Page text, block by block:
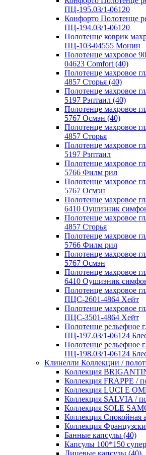
ПЦ-195.03/1-06120
Конфорто Полотенце
ПЦ-194.03/1-06120
Полотенце коврик
ПЦ-103-04555 Монин
Полотенце махровое
04623 Comfort (40)
Полотенце махровое
4857 Сторья (40)
Полотенце махровое
5197 Рэптаил (40)
Полотенце махровое
5767 Осмэн (40)
Полотенце махровое
4857 Сторья
Полотенце махровое
5197 Рэптаил
Полотенце махровое
5766 Филм рил
Полотенце махровое
5767 Осмэн
Полотенце махровое
6410 Оушиэник
Полотенце махровое
4857 Сторья
Полотенце махровое
5766 Филм рил
Полотенце махровое
5767 Осмэн
Полотенце махровое
6410 Оушиэник
Полотенце махровое
ПЦС-2601-4864 Хейт
Полотенце махровое
ПЦС-3501-4864 Хейт
Полотенце рельефное
ПЦ-197.03/1-06124
Полотенце рельефное
ПЦ-198.03/1-06124
Клинелли Коллекции /
Коллекция
Коллекция FRAPPE /
Коллекция LUCI E
Коллекция SALVIA /
Коллекция SOLE
Коллекция Спокойная
Коллекция
Банные капсулы (40)
Капсулы 100*150